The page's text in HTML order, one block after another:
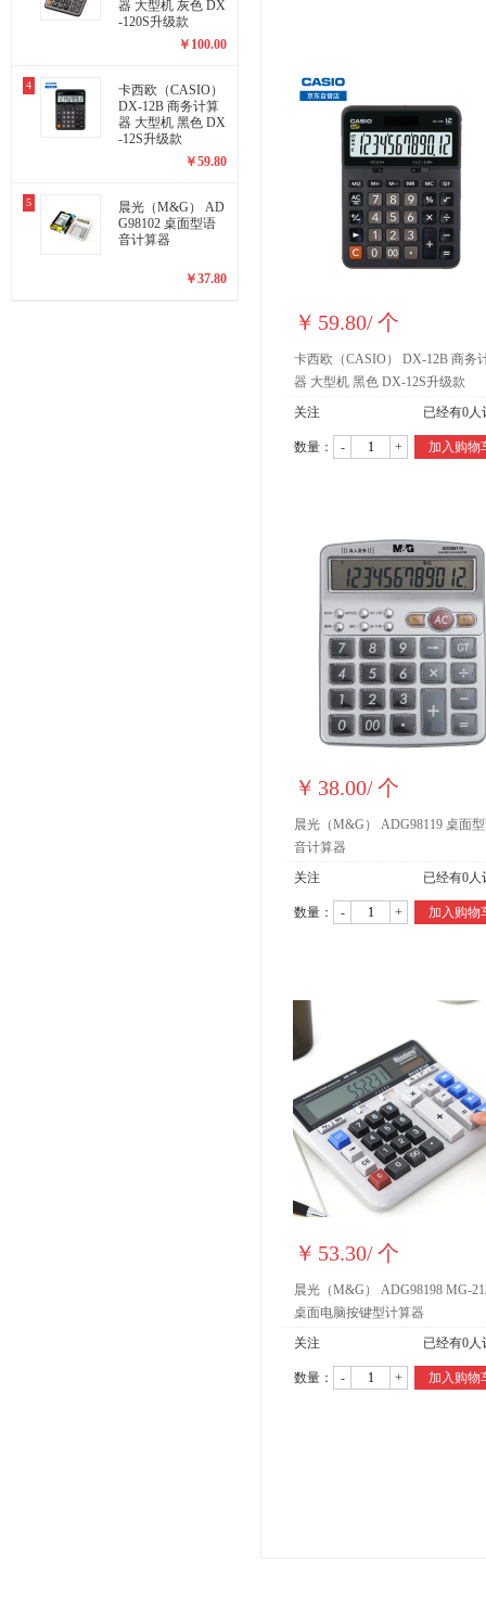
器 大型机 灰色 DX
-120S升级款
￥ 100.00
4
卡西欧（CASIO）
DX-12B 商务计算
器 大型机 黑色 DX
-12S升级款
￥59.80
5
晨光（M&G） AD
G98102 桌面型语
音计算器
￥37.80
￥ 59.80/个
卡西欧（CASIO） DX-12B 商务
器 大型机 黑色 DX-12S升级款
关注
已经有0人
数量： - + 加入购物
￥ 38.00/个
晨光（M&G） ADG98119 桌面
音计算器
关注
已经有0人
数量： - + 加入购物
￥ 53.30/个
晨光（M&G） ADG98198 MG-
桌面电脑按键型计算器
关注
已经有0人
数量： - + 加入购物